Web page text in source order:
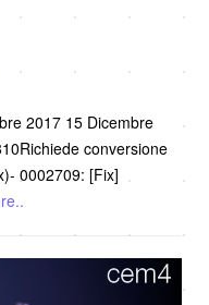
2017 15 Dicembre
0002709: [Fix]